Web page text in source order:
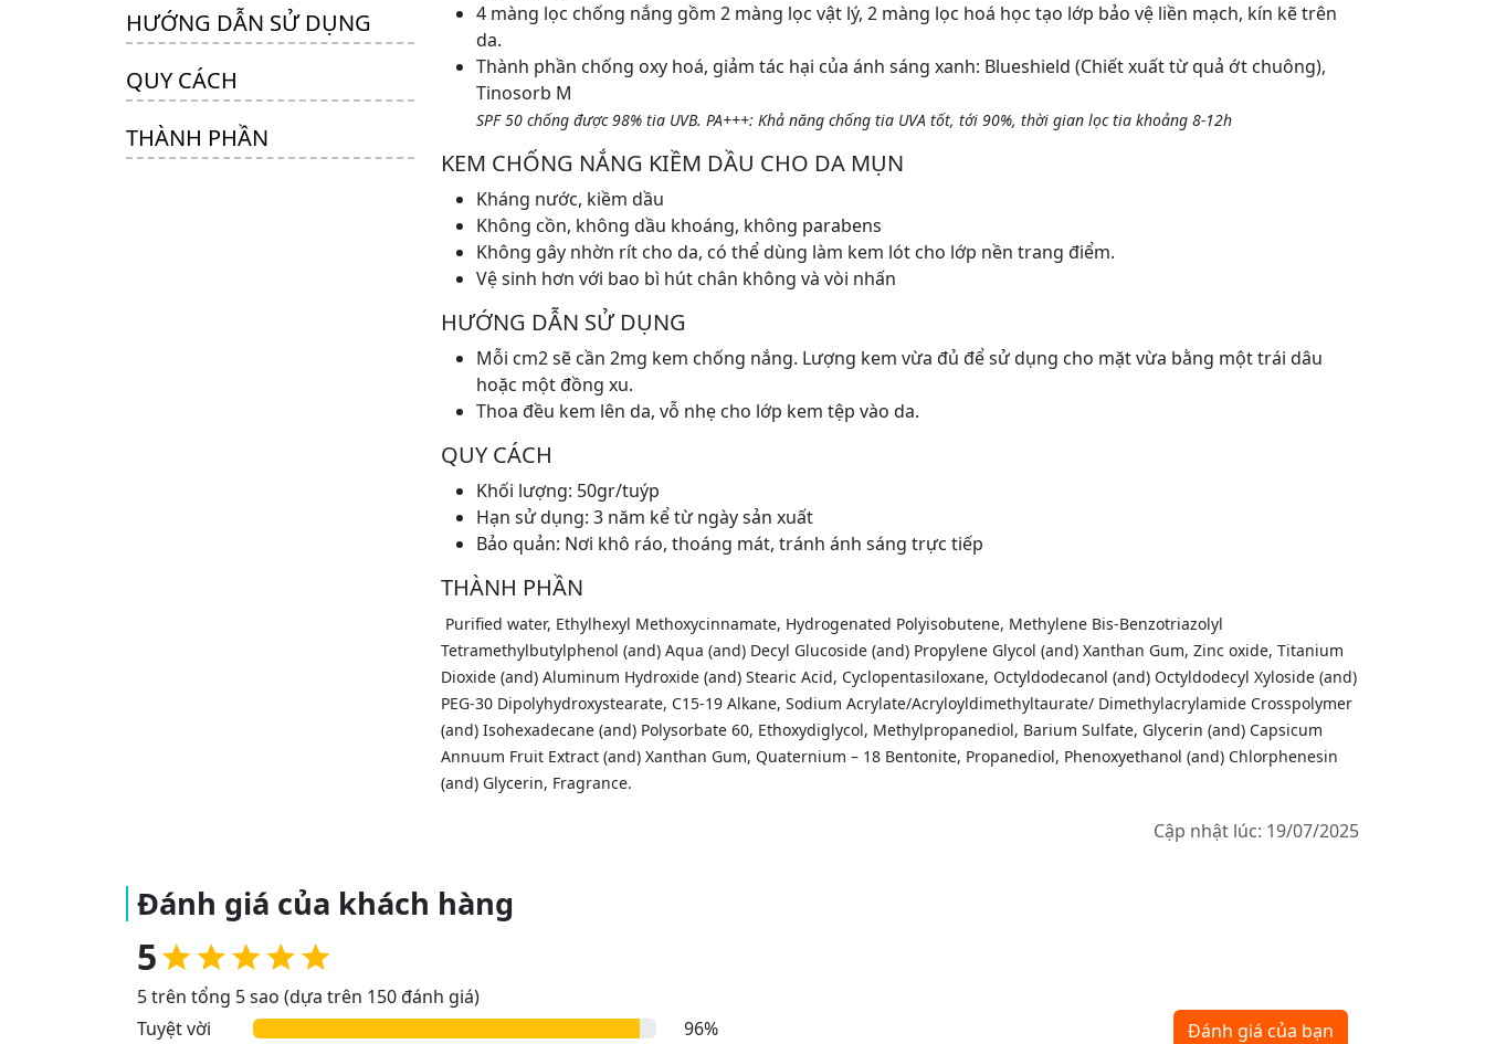
HƯỚNG DẪN SỬ DỤNG
QUY CÁCH
THÀNH PHẦN
4 màng lọc chống nắng gồm 2 màng lọc vật lý, 2 màng lọc hoá học tạo lớp bảo vệ liền mạch, kín kẽ trên
da.
Thành phần chống oxy hoá, giảm tác hại của ánh sáng xanh: Blueshield (Chiết xuất từ quả ớt chuông),
Tinosorb M
SPF 50 chống được 98% tia UVB. PA+++: Khả năng chống tia UVA tốt, tới 90%, thời gian lọc tia khoảng 8-12h
KEM CHỐNG NẮNG KIỀM DẦU CHO DA MỤN
Kháng nước, kiềm dầu
Không cồn, không dầu khoáng, không parabens
Không gây nhờn rít cho da, có thể dùng làm kem lót cho lớp nền trang điểm.
Vệ sinh hơn với bao bì hút chân không và vòi nhấn
HƯỚNG DẪN SỬ DỤNG
Mỗi cm2 sẽ cần 2mg kem chống nắng. Lượng kem vừa đủ để sử dụng cho mặt vừa bằng một trái dâu
hoặc một đồng xu.
Thoa đều kem lên da, vỗ nhẹ cho lớp kem tệp vào da.
QUY CÁCH
Khối lượng: 50gr/tuýp
Hạn sử dụng: 3 năm kể từ ngày sản xuất
Bảo quản: Nơi khô ráo, thoáng mát, tránh ánh sáng trực tiếp
THÀNH PHẦN
Purified water, Ethylhexyl Methoxycinnamate, Hydrogenated Polyisobutene, Methylene Bis-Benzotriazolyl
Tetramethylbutylphenol (and) Aqua (and) Decyl Glucoside (and) Propylene Glycol (and) Xanthan Gum, Zinc oxide, Titanium
Dioxide (and) Aluminum Hydroxide (and) Stearic Acid, Cyclopentasiloxane, Octyldodecanol (and) Octyldodecyl Xyloside (and)
PEG-30 Dipolyhydroxystearate, C15-19 Alkane, Sodium Acrylate/Acryloyldimethyltaurate/ Dimethylacrylamide Crosspolymer
(and) Isohexadecane (and) Polysorbate 60, Ethoxydiglycol, Methylpropanediol, Barium Sulfate, Glycerin (and) Capsicum
Annuum Fruit Extract (and) Xanthan Gum, Quaternium – 18 Bentonite, Propanediol, Phenoxyethanol (and) Chlorphenesin
(and) Glycerin, Fragrance.
Cập nhật lúc: 19/07/2025
Đánh giá của khách hàng
5
5 trên tổng 5 sao (dựa trên 150 đánh giá)
Tuyệt vời
96%
Đánh giá của bạn